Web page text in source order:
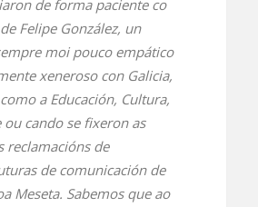
de forma paciente co
Felipe González, un
moi pouco empático
xeneroso con Galicia,
a Educación, Cultura,
ou cando se fixeron as
reclamacións de
de comunicación de
Meseta. Sabemos que ao